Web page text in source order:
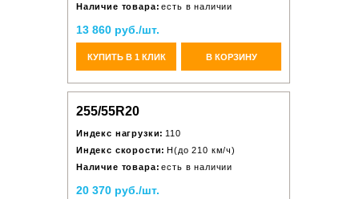
Наличие товара: есть в наличии
13 860 руб./шт.
КУПИТЬ В 1 КЛИК В КОРЗИНУ
255/55R20
Индекс нагрузки: 110
Индекс скорости: H(до 210 км/ч)
Наличие товара: есть в наличии
20 370 руб./шт.